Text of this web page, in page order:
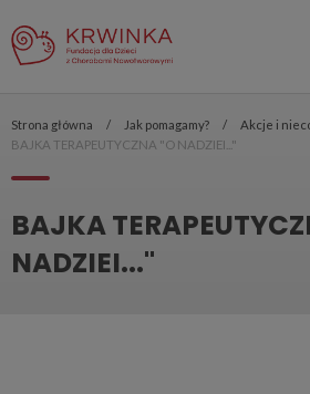
Strona główna Jak pomagamy?
Akcje i
BAJKA TERAPEUTYCZNA "O NADZIEI..."
BAJKA
NADZIEI..."